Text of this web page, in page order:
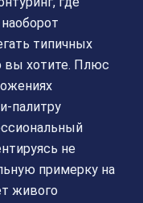
типичных
вы хотите. Плюс
не
примерку на
живого